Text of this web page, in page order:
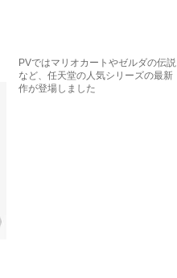
PVではマリオカートやゼルダの伝説
など、任天堂の人気シリーズの最新
作が登場しました